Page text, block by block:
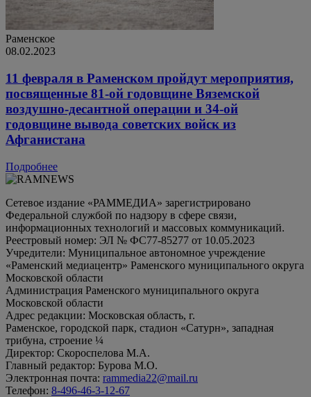
Раменское
08.02.2023
11 февраля в Раменском пройдут мероприятия,
посвященные 81-ой годовщине Вяземской
воздушно-десантной операции и 34-ой
годовщине вывода советских войск из
Афганистана
Подробнее
Сетевое издание «РАММЕДИА» зарегистрировано
Федеральной службой по надзору в сфере связи,
информационных технологий и массовых коммуникаций.
Реестровый номер: ЭЛ № ФС77-85277 от 10.05.2023
Учредители: Муниципальное автономное учреждение
«Раменский медиацентр» Раменского муниципального округа
Московской области
Администрация Раменского муниципального округа
Московской области
Адрес редакции: Московская область, г.
Раменское, городской парк, стадион «Сатурн», западная
трибуна, строение ¼
Директор: Скороспелова М.А.
Главный редактор: Бурова М.О.
Электронная почта: rammedia22@mail.ru
Телефон: 8-496-46-3-12-67